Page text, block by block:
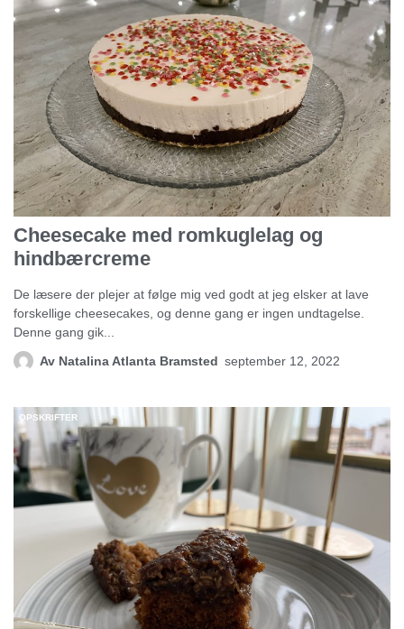
Cheesecake med romkuglelag og
hindbærcreme
De læsere der plejer at følge mig ved godt at jeg elsker at lave
forskellige cheesecakes, og denne gang er ingen undtagelse.
Denne gang gik...
Av Natalina Atlanta Bramsted september 12, 2022
OPSKRIFTER